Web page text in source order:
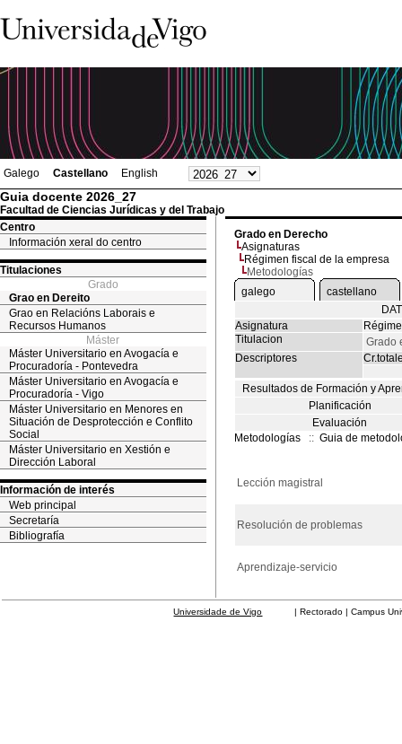
Galego Castellano English
Guia docente 2026_27
Facultad de Ciencias Jurídicas y del Trabajo
Centro
Información xeral do centro
Titulaciones
Grado
Grao en Dereito
Grao en Relacións Laborais e
Recursos Humanos
Máster
Máster Universitario en Avogacía e
Procuradoría - Pontevedra
Máster Universitario en Avogacía e
Procuradoría - Vigo
Máster Universitario en Menores en
Situación de Desprotección e Conflito
Social
Máster Universitario en Xestión e
Dirección Laboral
Información de interés
Web principal
Secretaría
Bibliografía
Grado en Derecho
Asignaturas
Régimen fiscal de la empresa
Metodologías
galego
castellano
Asignatura
Titulacion
Grado
Descriptores
Resultados de Formación y
Planificación
Evaluación
Metodologías
:: Guia de
Lección magistral
Resolución de problemas
Aprendizaje-servicio
Universidade de Vigo | Rectorado | Campus